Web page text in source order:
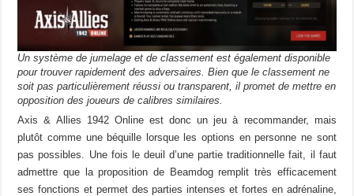
Un système de jumelage et de classement est également disponible
pour trouver rapidement des adversaires. Bien que le classement ne
soit pas particulièrement réussi ou transparent, il promet de mettre en
opposition des joueurs de calibres similaires.
Axis & Allies 1942 Online est donc un jeu à recommander, mais
plutôt comme une béquille lorsque les options en personne ne sont
pas possibles. Une fois le deuil d’une partie traditionnelle fait, il faut
admettre que la proposition de Beamdog remplit très efficacement
ses fonctions et permet des parties intenses et fortes en adrénaline,